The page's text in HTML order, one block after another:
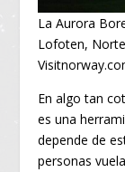
La Aurora
Lofoten,
En algo tan
es una
depende de
personas